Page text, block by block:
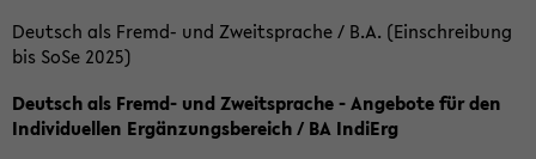
Deutsch als Fremd- und Zweitsprache / B.A. (Einschreibung
bis SoSe 2025)
Deutsch als Fremd- und Zweitsprache - Angebote für den
Individuellen Ergänzungsbereich / BA IndiErg